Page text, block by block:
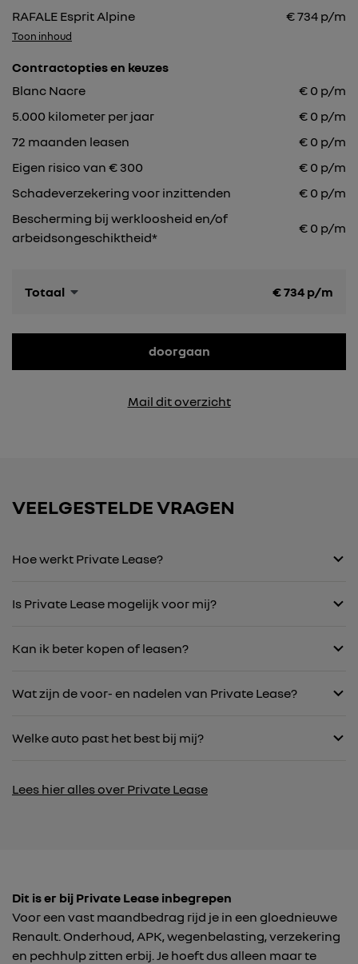
RAFALE Esprit Alpine
€734 p/m
Toon inhoud
Contractopties en keuzes
Blanc Nacre
€ 0 p/m
5.000 kilometer per jaar € 0 p/m
72 maanden leasen € 0 p/m
Eigen risico van € 300
€ 0 p/m
Schadeverzekering voor inzittenden
€ 0 p/m
Bescherming bij werkloosheid en/of
arbeidsongeschiktheid*
€ 0 p/m
Totaal €734 p/m
doorgaan
Mail dit overzicht
VEELGESTELDE VRAGEN
Hoe werkt Private Lease?
Is Private Lease mogelijk voor mij?
Kan ik beter kopen of leasen?
Wat zijn de voor- en nadelen van Private Lease?
Welke auto past het best bij mij?
Lees hier alles over Private Lease
Dit is er bij Private Lease inbegrepen
Voor een vast maandbedrag rijd je in een gloednieuwe
Renault. Onderhoud, APK, wegenbelasting, verzekering
en pechhulp zitten erbij. Je hoeft dus alleen maar te